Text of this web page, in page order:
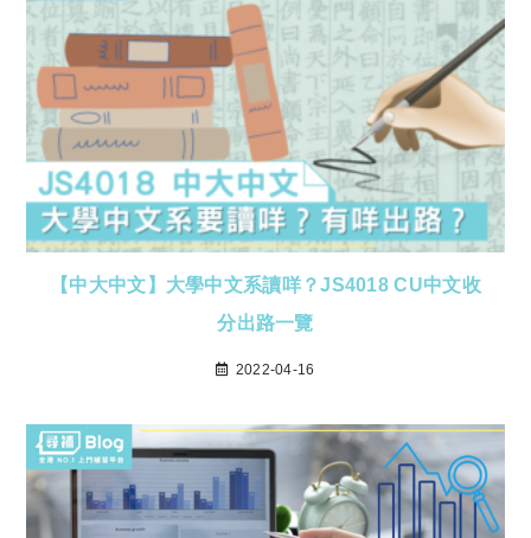
【中大中文】大學中文系讀咩？JS4018 CU中文收
分出路一覽
2022-04-16